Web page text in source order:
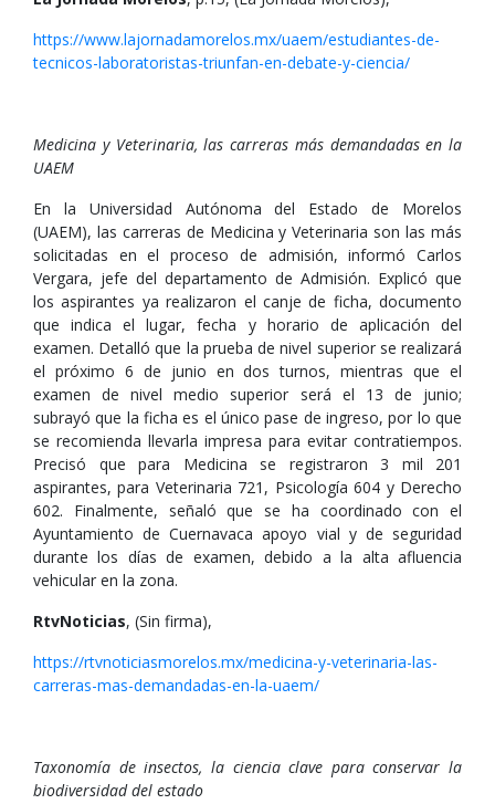
https://www.lajornadamorelos.mx/uaem/estudiantes-de-
tecnicos-laboratoristas-triunfan-en-debate-y-ciencia/
Medicina y Veterinaria, las carreras más demandadas en la
UAEM
En la Universidad Autónoma del Estado de Morelos
(UAEM), las carreras de Medicina y Veterinaria son las más
solicitadas en el proceso de admisión, informó Carlos
Vergara, jefe del departamento de Admisión. Explicó que
los aspirantes ya realizaron el canje de ficha, documento
que indica el lugar, fecha y horario de aplicación del
examen. Detalló que la prueba de nivel superior se realizará
el próximo 6 de junio en dos turnos, mientras que el
examen de nivel medio superior será el 13 de junio;
subrayó que la ficha es el único pase de ingreso, por lo que
se recomienda llevarla impresa para evitar contratiempos.
Precisó que para Medicina se registraron 3 mil 201
aspirantes, para Veterinaria 721, Psicología 604 y Derecho
602. Finalmente, señaló que se ha coordinado con el
Ayuntamiento de Cuernavaca apoyo vial y de seguridad
durante los días de examen, debido a la alta afluencia
vehicular en la zona.
RtvNoticias, (Sin firma),
https://rtvnoticiasmorelos.mx/medicina-y-veterinaria-las-
carreras-mas-demandadas-en-la-uaem/
Taxonomía de insectos, la ciencia clave para conservar la
biodiversidad del estado